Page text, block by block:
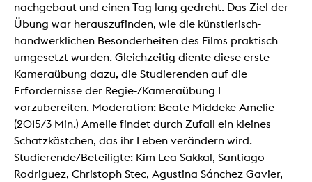
nachgebaut und einen Tag lang gedreht. Das Ziel der
Übung war herauszufinden, wie die künstlerisch-
handwerklichen Besonderheiten des Films praktisch
umgesetzt wurden. Gleichzeitig diente diese erste
Kameraübung dazu, die Studierenden auf die
Erfordernisse der Regie-/Kameraübung I
vorzubereiten. Moderation: Beate Middeke Amelie
(2015/3 Min.) Amelie findet durch Zufall ein kleines
Schatzkästchen, das ihr Leben verändern wird.
Studierende/Beteiligte: Kim Lea Sakkal, Santiago
Rodriguez, Christoph Stec, Agustina Sánchez Gavier,